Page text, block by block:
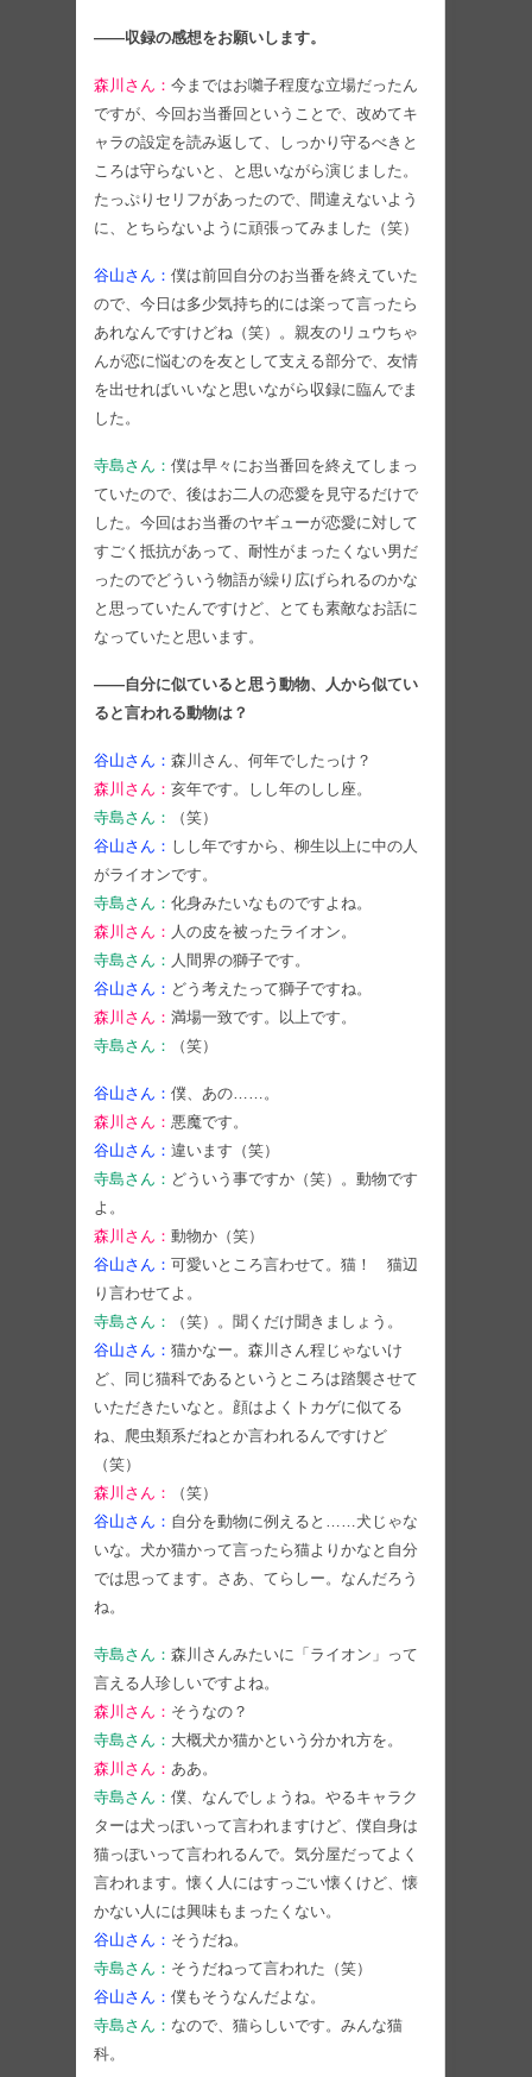
――収録の感想をお願いします。
森川さん： 今まではお囃子程度な立場だったん
ですが、今回お当番回ということで、改めてキ
ャラの設定を読み返して、しっかり守るべきと
ころは守らないと、と思いながら演じました。
たっぷりセリフがあったので、間違えないよう
に、とちらないように頑張ってみました（笑）
谷山さん： 僕は前回自分のお当番を終えていた
ので、今日は多少気持ち的には楽って言ったら
あれなんですけどね（笑）。親友のリュウちゃ
んが恋に悩むのを友として支える部分で、友情
を出せればいいなと思いながら収録に臨んでま
した。
寺島さん： 僕は早々にお当番回を終えてしまっ
ていたので、後はお二人の恋愛を見守るだけで
した。今回はお当番のヤギューが恋愛に対して
すごく抵抗があって、耐性がまったくない男だ
ったのでどういう物語が繰り広げられるのかな
と思っていたんですけど、とても素敵なお話に
なっていたと思います。
――自分に似ていると思う動物、人から似てい
ると言われる動物は？
谷山さん： 森川さん、何年でしたっけ？
森川さん： 亥年です。しし年のしし座。
寺島さん：
（笑）
谷山さん： しし年ですから、柳生以上に中の人
がライオンです。
寺島さん： 化身みたいなものですよね。
森川さん： 人の皮を被ったライオン。
寺島さん： 人間界の獅子です。
谷山さん： どう考えたって獅子ですね。
森川さん： 満場一致です。以上です。
寺島さん：
（笑）
谷山さん： 僕、あの……。
森川さん： 悪魔です。
谷山さん： 違います（笑）
寺島さん： どういう事ですか（笑）。動物です
よ。
森川さん： 動物か（笑）
谷山さん： 可愛いところ言わせて。猫！ 猫辺
り言わせてよ。
寺島さん：
（笑）。聞くだけ聞きましょう。
谷山さん： 猫かなー。森川さん程じゃないけ
ど、同じ猫科であるというところは踏襲させて
いただきたいなと。顔はよくトカゲに似てる
ね、爬虫類系だねとか言われるんですけど
（笑）
森川さん：
（笑）
谷山さん： 自分を動物に例えると……犬じゃな
いな。犬か猫かって言ったら猫よりかなと自分
では思ってます。さあ、てらしー。なんだろう
ね。
寺島さん： 森川さんみたいに「ライオン」って
言える人珍しいですよね。
森川さん： そうなの？
寺島さん： 大概犬か猫かという分かれ方を。
森川さん： ああ。
寺島さん： 僕、なんでしょうね。やるキャラク
ターは犬っぽいって言われますけど、僕自身は
猫っぽいって言われるんで。気分屋だってよく
言われます。懐く人にはすっごい懐くけど、懐
かない人には興味もまったくない。
谷山さん： そうだね。
寺島さん： そうだねって言われた（笑）
谷山さん： 僕もそうなんだよな。
寺島さん： なので、猫らしいです。みんな猫
科。